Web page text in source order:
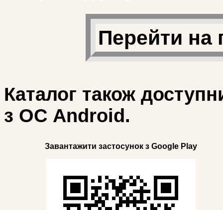
Перейти на
Каталог також
з ОС Android.
Завантажити застосунок з Google Play